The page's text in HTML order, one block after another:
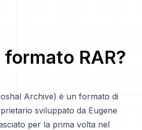
formato RAR?
Archive) è un formato di
sviluppato da Eugene
per la prima volta nel